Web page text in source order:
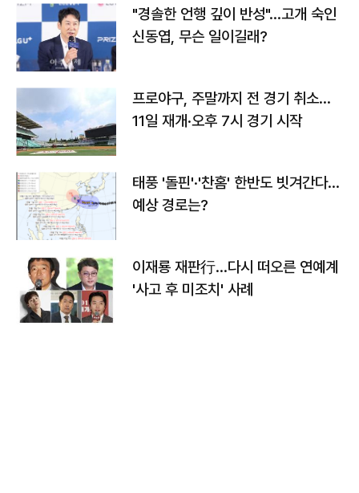
"경솔한 언행 깊이 반성"…고개 숙인
신동엽, 무슨 일이길래?
프로야구, 주말까지 전 경기 취소…
11일 재개·오후 7시 경기 시작
태풍 '돌핀'·'찬홈' 한반도 빗겨간다…
예상 경로는?
이재룡 재판行…다시 떠오른 연예계
'사고 후 미조치' 사례